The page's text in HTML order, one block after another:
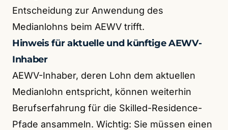
Entscheidung zur Anwendung des
Medianlohns beim AEWV trifft.
Hinweis für aktuelle und künftige AEWV-
Inhaber
AEWV-Inhaber, deren Lohn dem aktuellen
Medianlohn entspricht, können weiterhin
Berufserfahrung für die Skilled-Residence-
Pfade ansammeln. Wichtig: Sie müssen einen